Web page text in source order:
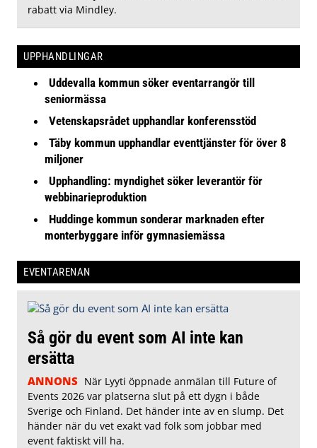
rabatt via Mindley.
UPPHANDLINGAR
Uddevalla kommun söker eventarrangör till
seniormässa
Vetenskapsrådet upphandlar konferensstöd
Täby kommun upphandlar eventtjänster för över 8
miljoner
Upphandling: myndighet söker leverantör för
webbinarieproduktion
Huddinge kommun sonderar marknaden efter
monterbyggare inför gymnasiemässa
EVENTARENAN
Så gör du event som AI inte kan
ersätta
ANNONS När Lyyti öppnade anmälan till Future of
Events 2026 var platserna slut på ett dygn i både
Sverige och Finland. Det händer inte av en slump. Det
händer när du vet exakt vad folk som jobbar med
event faktiskt vill ha.